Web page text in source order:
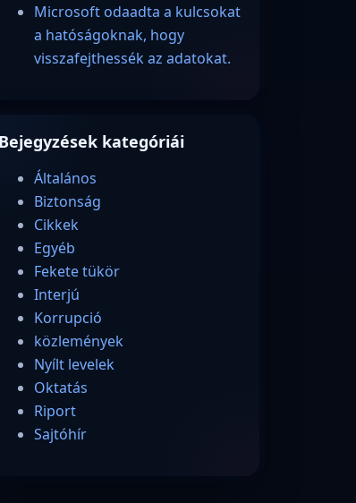
Microsoft odaadta a kulcsokat
a hatóságoknak, hogy
visszafejthessék az adatokat.
Bejegyzések kategóriái
Általános
Biztonság
Cikkek
Egyéb
Fekete tükör
Interjú
Korrupció
közlemények
Nyílt levelek
Oktatás
Riport
Sajtóhír